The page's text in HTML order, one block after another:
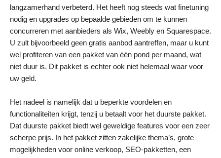
langzamerhand verbeterd. Het heeft nog steeds wat finetuning
nodig en upgrades op bepaalde gebieden om te kunnen
concurreren met aanbieders als Wix, Weebly en Squarespace.
U zult bijvoorbeeld geen gratis aanbod aantreffen, maar u kunt
wel profiteren van een pakket van één pond per maand, wat
niet duur is. Dit pakket is echter ook niet helemaal waar voor
uw geld.
Het nadeel is namelijk dat u beperkte voordelen en
functionaliteiten krijgt, tenzij u betaalt voor het duurste pakket.
Dat duurste pakket biedt wel geweldige features voor een zeer
scherpe prijs. In het pakket zitten zakelijke thema’s, grote
mogelijkheden voor online verkoop, SEO-pakketten, een